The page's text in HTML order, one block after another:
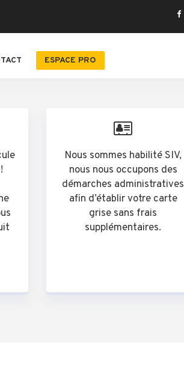
ESPACE PRO
Nous sommes habilité SIV,
nous nous occupons des
démarches administratives
afin d’établir votre carte
grise sans frais
supplémentaires.